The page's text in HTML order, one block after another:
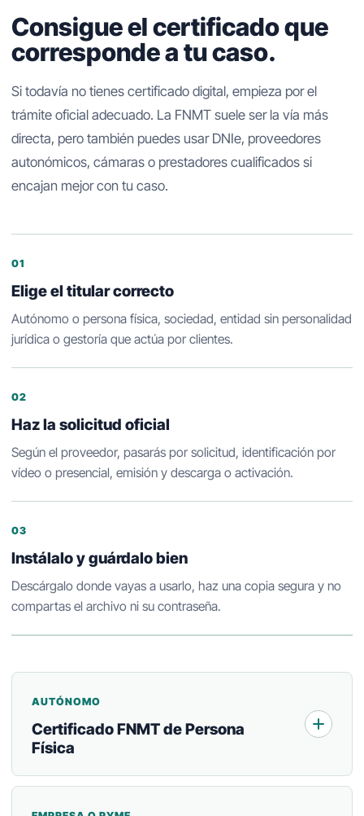
Consigue el certificado que
corresponde a tu caso.
Si todavía no tienes certificado digital, empieza por el
trámite oficial adecuado. La FNMT suele ser la vía más
directa, pero también puedes usar DNIe, proveedores
autonómicos, cámaras o prestadores cualificados si
encajan mejor con tu caso.
01
Elige el titular correcto
Autónomo o persona física, sociedad, entidad sin personalidad
jurídica o gestoría que actúa por clientes.
02
Haz la solicitud oficial
Según el proveedor, pasarás por solicitud, identificación por
vídeo o presencial, emisión y descarga o activación.
03
Instálalo y guárdalo bien
Descárgalo donde vayas a usarlo, haz una copia segura y no
compartas el archivo ni su contraseña.
AUTÓNOMO
Certificado FNMT de Persona
Física